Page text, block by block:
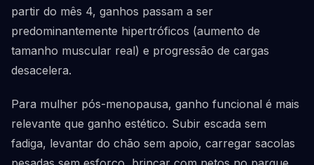
partir do mês 4, ganhos passam a ser
predominantemente hipertróficos (aumento de
tamanho muscular real) e progressão de cargas
desacelera.
Para mulher pós-menopausa, ganho funcional é mais
relevante que ganho estético. Subir escada sem
fadiga, levantar do chão sem apoio, carregar sacolas